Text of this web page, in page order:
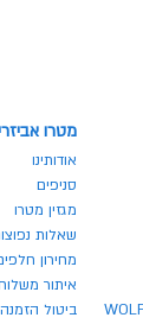
מטרו
אודותינו
סניפים
מגזין מטרו
שאלות
מחירון
איתור
ביטול הזמנה